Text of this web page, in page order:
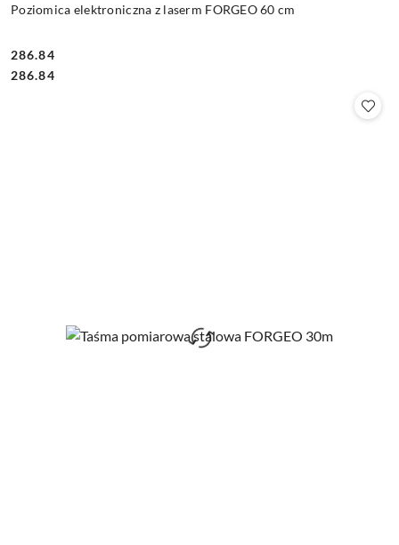
Poziomica elektroniczna z laserm FORGEO 60 cm
Cena:
286.84
Cena:
286.84